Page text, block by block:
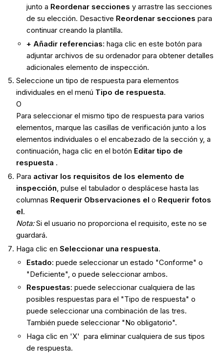
junto a Reordenar secciones y arrastre las secciones
de su elección. Desactive Reordenar secciones para
continuar creando la plantilla.
+ Añadir referencias: haga clic en este botón para
adjuntar archivos de su ordenador para obtener detalles
adicionales elemento de inspección.
Seleccione un tipo de respuesta para elementos
individuales en el menú Tipo de respuesta.
O
Para seleccionar el mismo tipo de respuesta para varios
elementos, marque las casillas de verificación junto a los
elementos individuales o el encabezado de la sección y, a
continuación, haga clic en el botón Editar tipo de
respuesta .
Para activar los requisitos de los elemento de
inspección, pulse el tabulador o desplácese hasta las
columnas Requerir Observaciones el o Requerir fotos
el.
Nota: Si el usuario no proporciona el requisito, este no se
guardará.
Haga clic en Seleccionar una respuesta.
Estado: puede seleccionar un estado "Conforme" o
"Deficiente", o puede seleccionar ambos.
Respuestas: puede seleccionar cualquiera de las
posibles respuestas para el "Tipo de respuesta" o
puede seleccionar una combinación de las tres.
También puede seleccionar "No obligatorio".
Haga clic en 'X' para eliminar cualquiera de sus tipos
de respuesta.